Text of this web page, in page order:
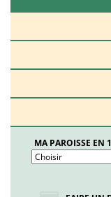
MA PAROISSE EN